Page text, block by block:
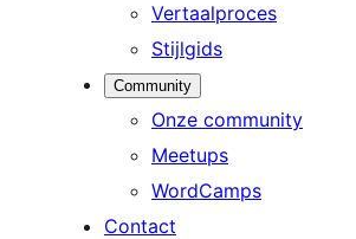
Vertaalproces
Stijlgids
Community
Onze community
Meetups
WordCamps
Contact